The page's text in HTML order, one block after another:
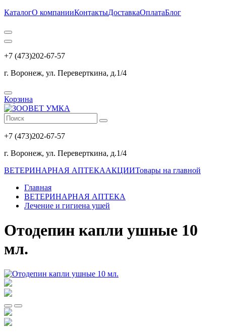
КаталогО компанииКонтактыДоставкаОплатаБлог
+7 (473)202-67-57
г. Воронеж, ул. Переверткина, д.1/4
Корзина
+7 (473)202-67-57
г. Воронеж, ул. Переверткина, д.1/4
ВЕТЕРИНАРНАЯ АПТЕКААКЦИИТовары на главной
Главная
ВЕТЕРИНАРНАЯ АПТЕКА
Лечение и гигиена ушей
Отодепин капли ушные 10
мл.